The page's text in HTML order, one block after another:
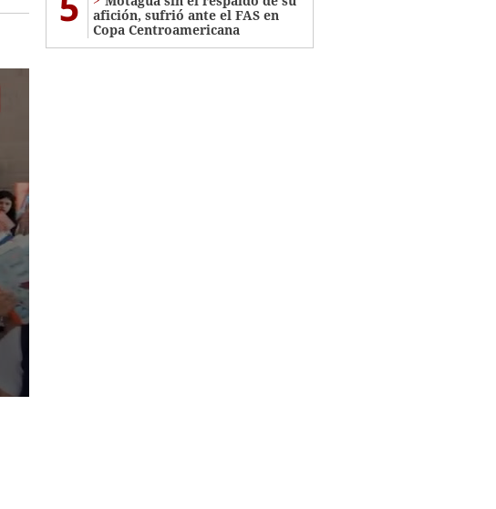
afición, sufrió ante el FAS en
Copa Centroamericana